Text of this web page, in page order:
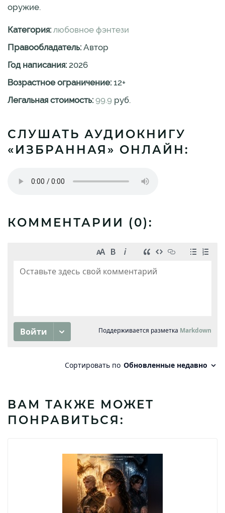
оружие.
Категория: любовное фэнтези
Правообладатель: Автор
Год написания: 2026
Возрастное ограничение: 12+
Легальная стоимость: 99.9 руб.
СЛУШАТЬ АУДИОКНИГУ
«ИЗБРАННАЯ» ОНЛАЙН:
КОММЕНТАРИИ (0):
ВАМ ТАКЖЕ МОЖЕТ
ПОНРАВИТЬСЯ: